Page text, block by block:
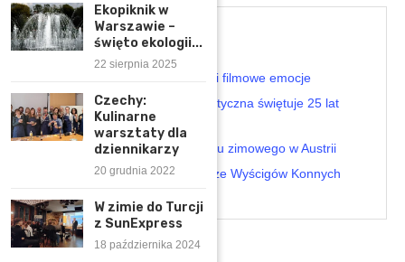
Przeczytaj także
Austria na lato: góry, jeziora i filmowe emocje
Chorwacka Wspólnota Turystyczna świętuje 25 lat
działalności w Polsce
Warszawskie otwarcie sezonu zimowego w Austrii
Dzień Koni Arabskich na Torze Wyścigów Konnych
Ekopiknik w
Warszawie –
święto ekologii...
22 sierpnia 2025
Czechy:
Kulinarne
warsztaty dla
dziennikarzy
20 grudnia 2022
W zimie do Turcji
z SunExpress
18 października 2024